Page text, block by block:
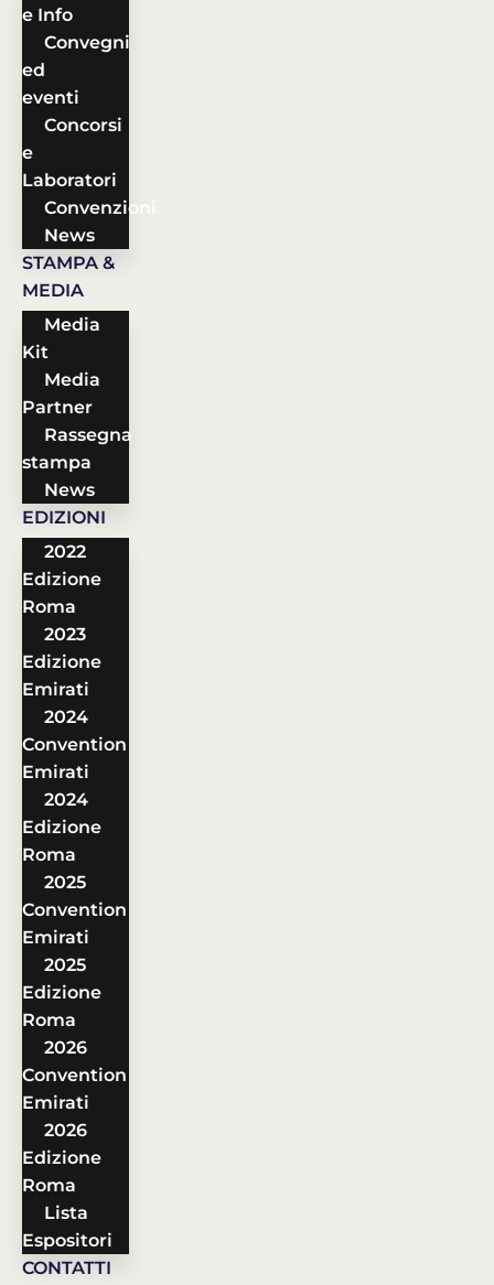
e Info
Convegni
ed
eventi
Concorsi
e
Laboratori
Convenzioni
News
STAMPA &
MEDIA
Media
Kit
Media
Partner
Rassegna
stampa
News
EDIZIONI
2022
Edizione
Roma
2023
Edizione
Emirati
2024
Convention
Emirati
2024
Edizione
Roma
2025
Convention
Emirati
2025
Edizione
Roma
2026
Convention
Emirati
2026
Edizione
Roma
Lista
Espositori
CONTATTI